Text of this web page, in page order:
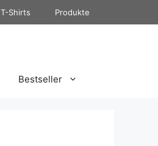
T-Shirts Produkte
Bestseller